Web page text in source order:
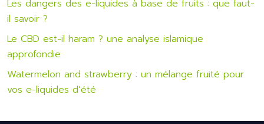
Les dangers des e-liquides à base de fruits : que faut-
il savoir ?
Le CBD est-il haram ? une analyse islamique
approfondie
Watermelon and strawberry : un mélange fruité pour
vos e-liquides d’été